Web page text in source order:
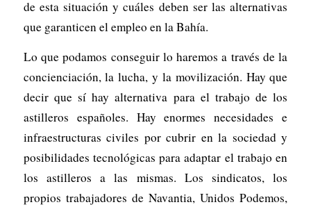
de esta situación y cuáles deben ser las alternativas
que garanticen el empleo en la Bahía.
Lo que podamos conseguir lo haremos a través de la
concienciación, la lucha, y la movilización. Hay que
decir que sí hay alternativa para el trabajo de los
astilleros españoles. Hay enormes necesidades e
infraestructuras civiles por cubrir en la sociedad y
posibilidades tecnológicas para adaptar el trabajo en
los astilleros a las mismas. Los sindicatos, los
propios trabajadores de Navantia, Unidos Podemos,